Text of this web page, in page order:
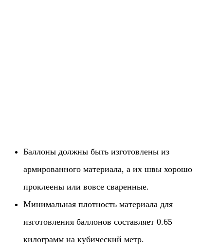
Баллоны должны быть изготовлены из
армированного материала, а их швы хорошо
проклеены или вовсе сваренные.
Минимальная плотность материала для
изготовления баллонов составляет 0.65
килограмм на кубический метр.